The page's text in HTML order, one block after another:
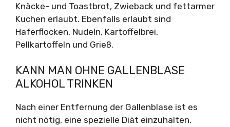
Knäcke- und Toastbrot, Zwieback und fettarmer
Kuchen erlaubt. Ebenfalls erlaubt sind
Haferflocken, Nudeln, Kartoffelbrei,
Pellkartoffeln und Grieß.
KANN MAN OHNE GALLENBLASE
ALKOHOL TRINKEN
Nach einer Entfernung der Gallenblase ist es
nicht nötig, eine spezielle Diät einzuhalten.